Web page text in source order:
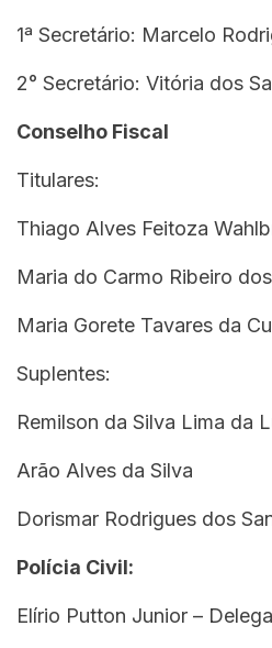
1ª Secretário: Marcelo
2° Secretário: Vitória dos
Conselho Fiscal
Titulares:
Thiago Alves Feitoza
Maria do Carmo Ribeiro
Maria Gorete Tavares da
Suplentes:
Remilson da Silva Lima da
Arão Alves da Silva
Dorismar Rodrigues dos
Polícia Civil:
Elírio Putton Junior –